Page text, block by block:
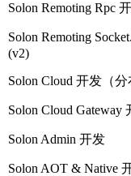
Solon Remoting Rpc
Solon Remoting
(v2)
Solon Cloud 开发（分
Solon Cloud Gateway
Solon Admin 开发
Solon AOT & Native